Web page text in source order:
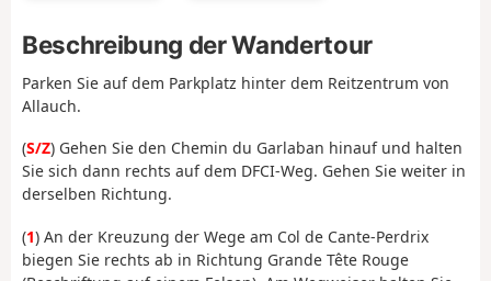
Beschreibung der Wandertour
Parken Sie auf dem Parkplatz hinter dem Reitzentrum von
Allauch.
(S/Z) Gehen Sie den Chemin du Garlaban hinauf und halten
Sie sich dann rechts auf dem DFCI-Weg. Gehen Sie weiter in
derselben Richtung.
(1) An der Kreuzung der Wege am Col de Cante-Perdrix
biegen Sie rechts ab in Richtung Grande Tête Rouge